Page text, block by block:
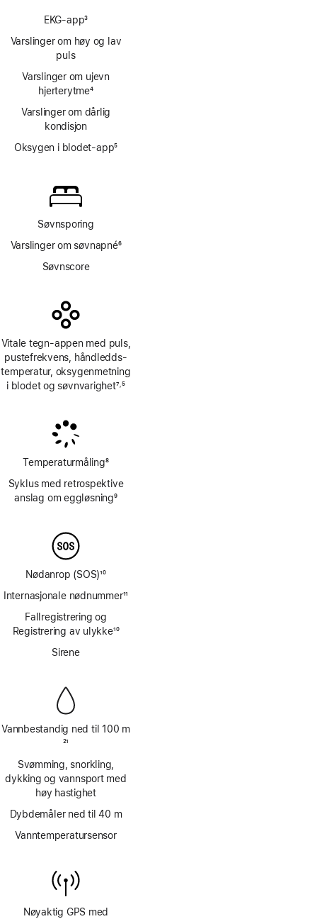
EKG-app3
Varslinger om høy og lav
puls
Varslinger om ujevn
hjerterytme4
Varslinger om dårlig
kondisjon
Oksygen i blodet-app5
Søvnsporing
Varslinger om søvnapné6
Søvnscore
Vitale tegn-appen med puls,
pustefrekvens, håndledds­
temperatur, oksygen­metning
i blodet og søvnvarighet7 ,5
Temperaturmåling8
Syklus med retrospektive
anslag om eggløsning9
Nødanrop (SOS)10
Internasjonale nødnummer11
Fallregistrering og
Registrering av ulykke10
Sirene
Vannbestandig ned til 100 m
21
Svømming, snorkling,
dykking og vannsport med
høy hastighet
Dybdemåler ned til 40 m
Vanntemperatursensor
Nøyaktig GPS med